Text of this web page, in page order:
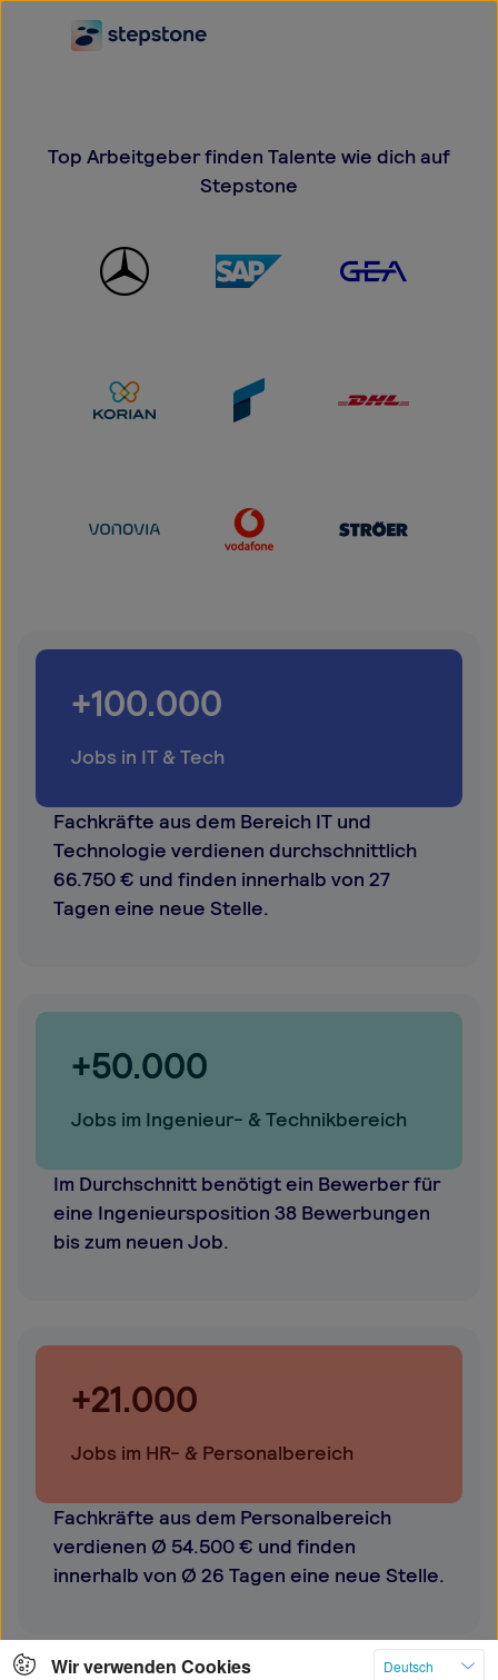
Schneller bewerben.
Jobs finden
Top Arbeitgeber finden Talente wie dich auf
Stepstone
+100.000
Jobs in IT & Tech
Fachkräfte aus dem Bereich IT und
Technologie verdienen durchschnittlich
66.750 € und finden innerhalb von 27
Tagen eine neue Stelle.
+50.000
Jobs im Ingenieur- & Technikbereich
Im Durchschnitt benötigt ein Bewerber für
eine Ingenieursposition 38 Bewerbungen
bis zum neuen Job.
+21.000
Jobs im HR- & Personalbereich
Fachkräfte aus dem Personalbereich
verdienen Ø 54.500 € und finden
innerhalb von Ø 26 Tagen eine neue Stelle.
Wir verwenden Cookies
Deutsch